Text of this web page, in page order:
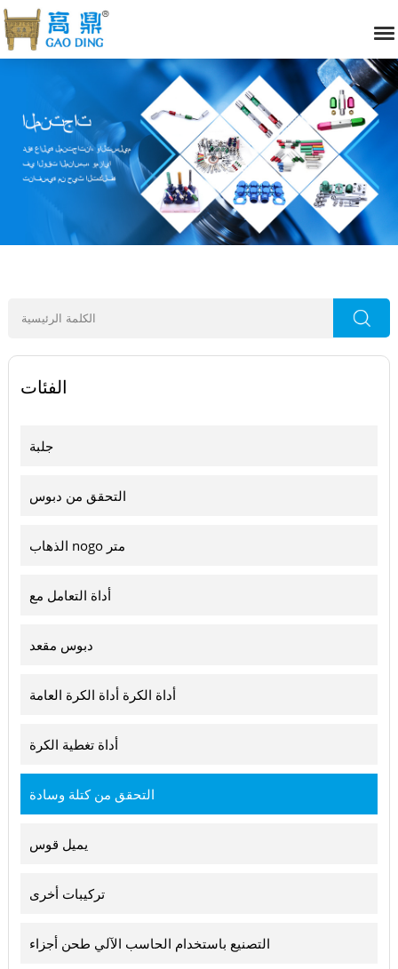
الفئات
جلبة
التحقق من دبوس
الذهاب nogo متر
أداة التعامل مع
دبوس مقعد
أداة الكرة أداة الكرة العامة
أداة تغطية الكرة
التحقق من كتلة وسادة
يميل قوس
تركيبات أخرى
التصنيع باستخدام الحاسب الآلي طحن أجزاء